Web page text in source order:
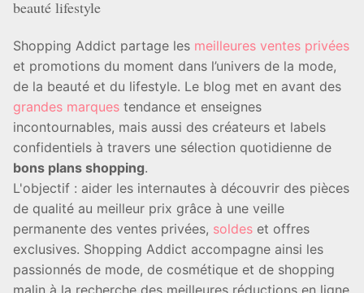
beauté lifestyle
Shopping Addict partage les meilleures ventes privées
et promotions du moment dans l’univers de la mode,
de la beauté et du lifestyle. Le blog met en avant des
grandes marques tendance et enseignes
incontournables, mais aussi des créateurs et labels
confidentiels à travers une sélection quotidienne de
bons plans shopping.
L'objectif : aider les internautes à découvrir des pièces
de qualité au meilleur prix grâce à une veille
permanente des ventes privées, soldes et offres
exclusives. Shopping Addict accompagne ainsi les
passionnés de mode, de cosmétique et de shopping
malin à la recherche des meilleures réductions en ligne